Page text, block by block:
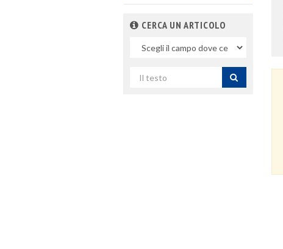
CERCA UN ARTICOLO
campo
per